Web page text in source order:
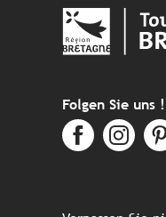
Folgen Sie uns !